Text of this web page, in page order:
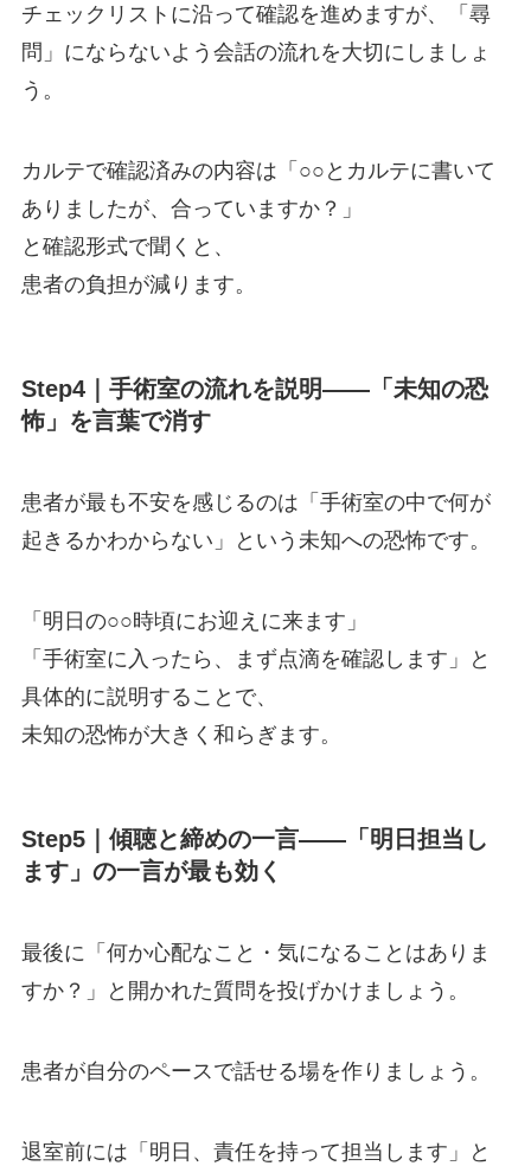
チェックリストに沿って確認を進めますが、「尋
問」にならないよう会話の流れを大切にしましょ
う。
カルテで確認済みの内容は「○○とカルテに書いて
ありましたが、合っていますか？」
と確認形式で聞くと、
患者の負担が減ります。
Step4｜手術室の流れを説明——「未知の恐
怖」を言葉で消す
患者が最も不安を感じるのは「手術室の中で何が
起きるかわからない」という未知への恐怖です。
「明日の○○時頃にお迎えに来ます」
「手術室に入ったら、まず点滴を確認します」と
具体的に説明することで、
未知の恐怖が大きく和らぎます。
Step5｜傾聴と締めの一言——「明日担当し
ます」の一言が最も効く
最後に「何か心配なこと・気になることはありま
すか？」と開かれた質問を投げかけましょう。
患者が自分のペースで話せる場を作りましょう。
退室前には「明日、責任を持って担当します」と